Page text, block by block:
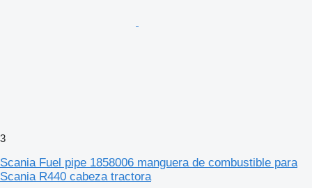
3
Scania Fuel pipe 1858006 manguera de combustible para
Scania R440 cabeza tractora